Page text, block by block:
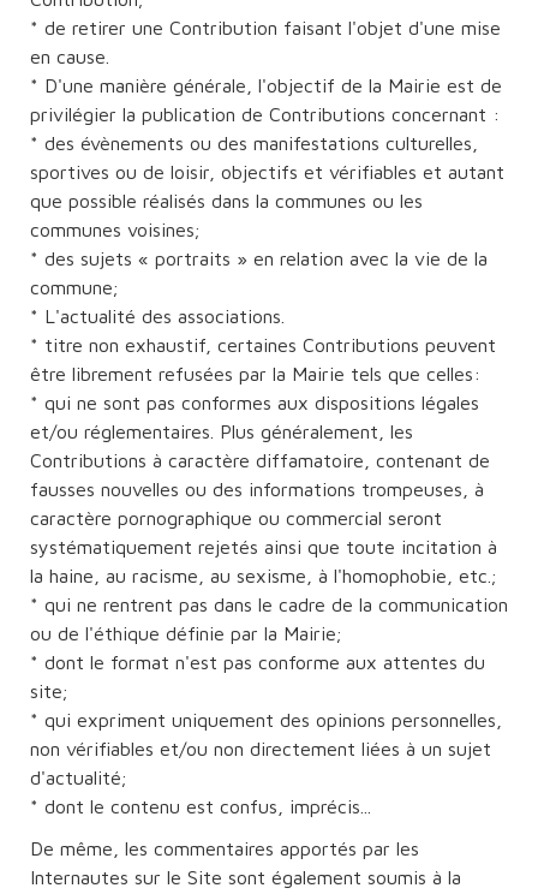
* de retirer une Contribution faisant l'objet d'une mise
en cause.
* D'une manière générale, l'objectif de la Mairie est de
privilégier la publication de Contributions concernant :
* des évènements ou des manifestations culturelles,
sportives ou de loisir, objectifs et vérifiables et autant
que possible réalisés dans la communes ou les
communes voisines;
* des sujets « portraits » en relation avec la vie de la
commune;
* L'actualité des associations.
* titre non exhaustif, certaines Contributions peuvent
être librement refusées par la Mairie tels que celles:
* qui ne sont pas conformes aux dispositions légales
et/ou réglementaires. Plus généralement, les
Contributions à caractère diffamatoire, contenant de
fausses nouvelles ou des informations trompeuses, à
caractère pornographique ou commercial seront
systématiquement rejetés ainsi que toute incitation à
la haine, au racisme, au sexisme, à l'homophobie, etc.;
* qui ne rentrent pas dans le cadre de la communication
ou de l'éthique définie par la Mairie;
* dont le format n'est pas conforme aux attentes du
site;
* qui expriment uniquement des opinions personnelles,
non vérifiables et/ou non directement liées à un sujet
d'actualité;
* dont le contenu est confus, imprécis...
De même, les commentaires apportés par les
Internautes sur le Site sont également soumis à la